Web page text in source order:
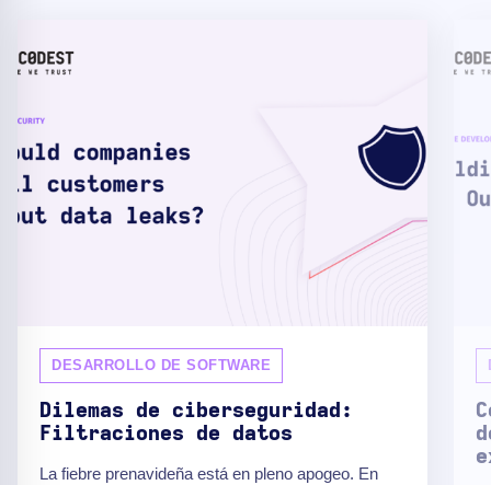
DESARROLLO DE SOFTWARE
Dilemas de ciberseguridad:
Filtraciones de datos
La fiebre prenavideña está en pleno apogeo. En